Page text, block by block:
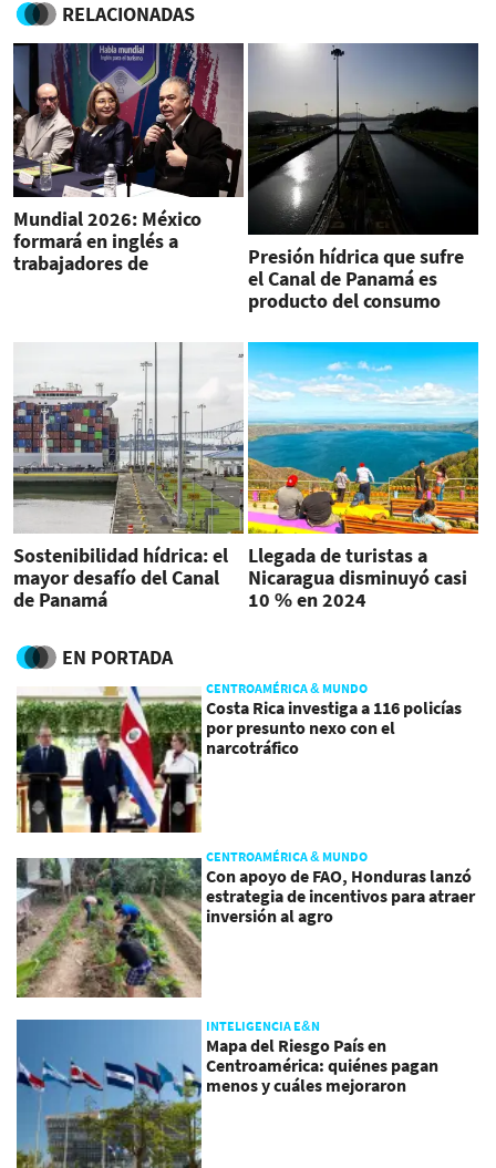
RELACIONADAS
Mundial 2026: México
formará en inglés a
trabajadores de
Presión hídrica que sufre
el Canal de Panamá es
producto del consumo
Sostenibilidad hídrica: el
mayor desafío del Canal
de Panamá
Llegada de turistas a
Nicaragua disminuyó casi
10 % en 2024
EN PORTADA
CENTROAMÉRICA & MUNDO
Costa Rica investiga a 116 policías
por presunto nexo con el
narcotráfico
CENTROAMÉRICA & MUNDO
Con apoyo de FAO, Honduras lanzó
estrategia de incentivos para atraer
inversión al agro
INTELIGENCIA E&N
Mapa del Riesgo País en
Centroamérica: quiénes pagan
menos y cuáles mejoraron